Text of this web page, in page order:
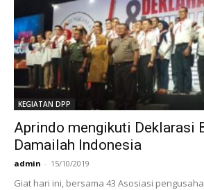
KEGIATAN DPP
Aprindo mengikuti Deklarasi
Damailah Indonesia
admin - 15/10/2019
Giat hari ini, bersama 43 Asosiasi